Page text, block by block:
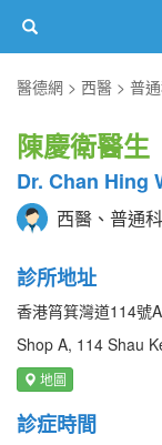
醫德網
西醫 普
陳慶衛醫生
Dr. Chan Hing
西醫、普通
診所地址
香港筲箕灣道114號
Shop A, 114 Shau
地圖
診症時間